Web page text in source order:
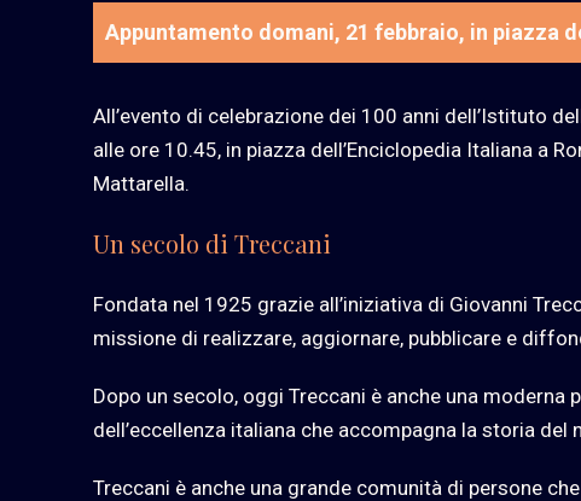
Appuntamento domani, 21 febbraio, in piazza
All’evento di celebrazione dei 100 anni dell’Istituto
alle ore 10.45, in piazza dell’Enciclopedia Italiana a
Mattarella.
Un secolo di Treccani
Fondata nel 1925 grazie all’iniziativa di Giovanni
missione di realizzare, aggiornare, pubblicare e
Dopo un secolo, oggi Treccani è anche una
dell’eccellenza italiana che accompagna la storia
Treccani è anche una grande comunità di persone